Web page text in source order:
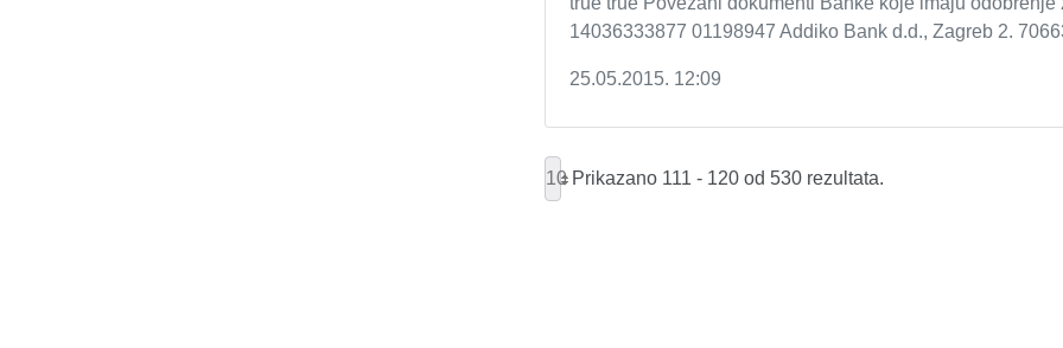
14036333877 01198947 Addiko Bank d.d., Zagreb 2.
25.05.2015. 12:09
10 Prikazano 111 - 120 od 530 rezultata.